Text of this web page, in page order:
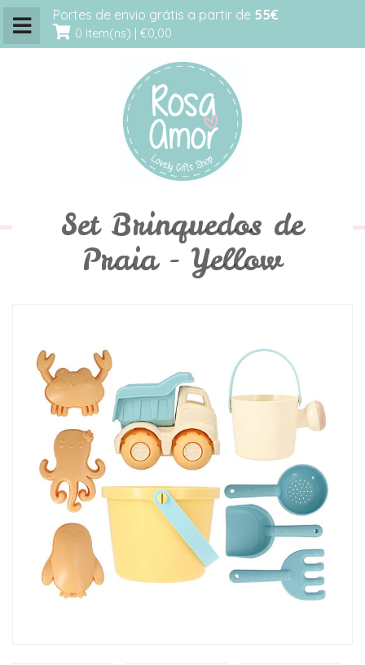
Portes de envio grátis a partir de 55€
0 Item(ns) | €0,00
Set Brinquedos de
Praia - Yellow